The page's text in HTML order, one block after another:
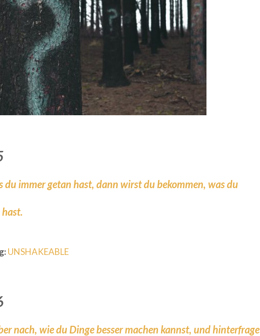
du immer getan hast, dann wirst du bekommen, was du
UNSHAKEABLE
nach, wie du Dinge besser machen kannst, und hinterfrage